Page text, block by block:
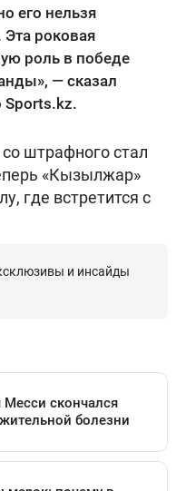
его нельзя
роковая
роль в победе
— сказал
Sports.kz.
штрафного стал
«Кызылжар»
где встретится с
и инсайды